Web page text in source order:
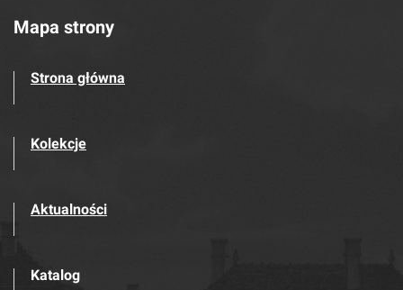
Mapa strony
Strona główna
Kolekcje
Aktualności
Katalog